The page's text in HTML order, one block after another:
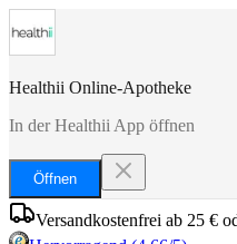
Healthii Online-Apotheke
In der Healthii App öffnen
Öffnen
Versandkostenfrei ab 25 €